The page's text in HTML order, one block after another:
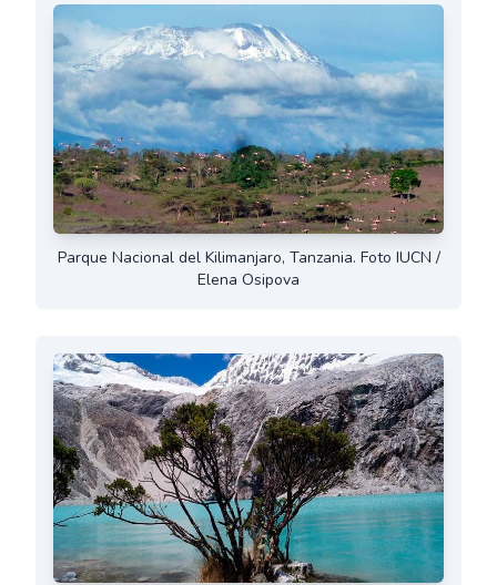
Parque Nacional del Kilimanjaro, Tanzania. Foto IUCN /
Elena Osipova